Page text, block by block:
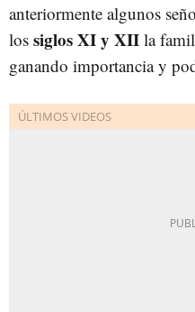
anteriormente algunos
los siglos XI y XII la
ganando importancia y